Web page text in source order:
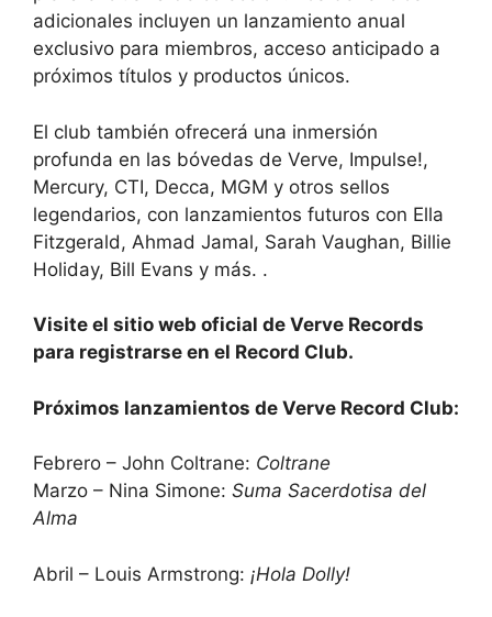
adicionales incluyen un lanzamiento anual
exclusivo para miembros, acceso anticipado a
próximos títulos y productos únicos.
El club también ofrecerá una inmersión
profunda en las bóvedas de Verve, Impulse!,
Mercury, CTI, Decca, MGM y otros sellos
legendarios, con lanzamientos futuros con Ella
Fitzgerald, Ahmad Jamal, Sarah Vaughan, Billie
Holiday, Bill Evans y más. .
Visite el sitio web oficial de Verve Records
para registrarse en el Record Club.
Próximos lanzamientos de Verve Record Club:
Febrero – John Coltrane: Coltrane
Marzo – Nina Simone: Suma Sacerdotisa del
Alma
Abril – Louis Armstrong: ¡Hola Dolly!